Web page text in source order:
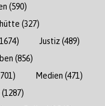
(590)
(327)
Justiz(489)
(856)
Medien (471)
(1287)